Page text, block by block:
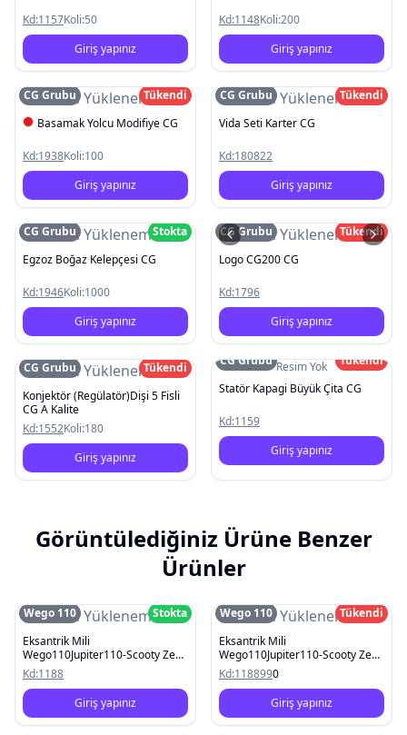
Kd:1157Koli:50
Giriş yapınız
Kd:1148Koli:200
Giriş yapınız
Resim Yüklenemedi
CG Grubu
Tükendi
Basamak Yolcu Modifiye CG
Kd:1938Koli:100
Giriş yapınız
Resim Yüklenemedi
CG Grubu
Tükendi
Vida Seti Karter CG
Kd:180822
Giriş yapınız
Resim Yüklenemedi
CG Grubu
Stokta
Egzoz Boğaz Kelepçesi CG
Kd:1946Koli:1000
Giriş yapınız
Resim Yüklenemedi
CG Grubu
Tükendi
Logo CG200 CG
Kd:1796
Giriş yapınız
Resim Yüklenemedi
CG Grubu
Tükendi
Konjektör (Regülatör)Dişi 5 Fisli
CG A Kalite
Kd:1552Koli:180
Giriş yapınız
Resim Yok
CG Grubu
Tükendi
Statör Kapagi Büyük Çita CG
Kd:1159
Giriş yapınız
Görüntülediğiniz Ürüne Benzer
Ürünler
Resim Yüklenemedi
Wego 110
Stokta
Eksantrik Mili
Wego110Jupiter110-Scooty Zest
110
Kd:1188
Giriş yapınız
Resim Yüklenemedi
Wego 110
Tükendi
Eksantrik Mili
Wego110Jupiter110-Scooty Zest
110
Kd:1188990
Giriş yapınız